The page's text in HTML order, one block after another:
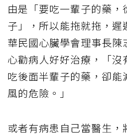
由是「要吃一輩子的藥，
子」，所以能拖就拖，遲
華民國心臟學會理事長陳
心勸病人好好治療，「沒
吃後面半輩子的藥，卻能
風的危險。」
或者有病患自己當醫生，